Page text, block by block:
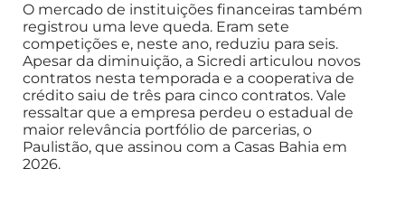
O mercado de instituições financeiras também
registrou uma leve queda. Eram sete
competições e, neste ano, reduziu para seis.
Apesar da diminuição, a Sicredi articulou novos
contratos nesta temporada e a cooperativa de
crédito saiu de três para cinco contratos. Vale
ressaltar que a empresa perdeu o estadual de
maior relevância portfólio de parcerias, o
Paulistão, que assinou com a Casas Bahia em
2026.